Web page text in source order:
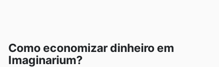
Como economizar dinheiro em
Imaginarium?